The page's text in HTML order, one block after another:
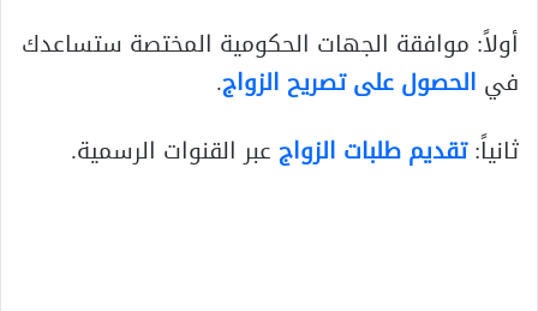
أولاً: موافقة الجهات الحكومية المختصة ستساعدك
في الحصول على تصريح الزواج.
ثانياً:تقديم طلبات الزواجعبر القنوات الرسمية.